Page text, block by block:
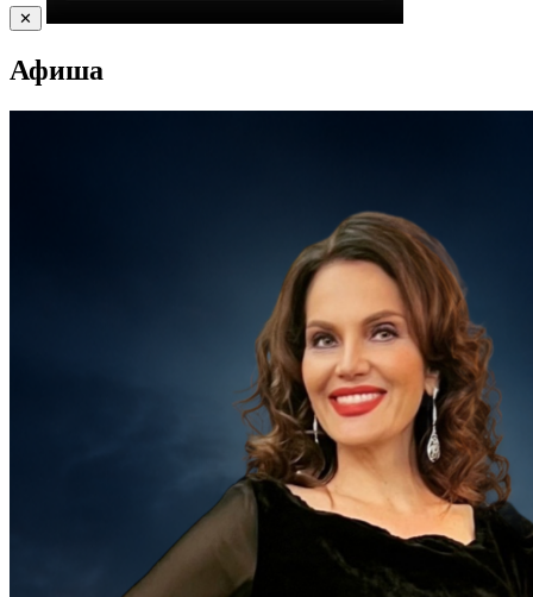
✕
Афиша